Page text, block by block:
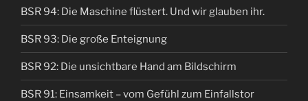
BSR 94: Die Maschine flüstert. Und wir glauben ihr.
BSR 93: Die große Enteignung
BSR 92: Die unsichtbare Hand am Bildschirm
BSR 91: Einsamkeit – vom Gefühl zum Einfallstor